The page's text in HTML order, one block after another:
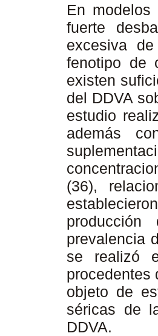
En
fuerte
excesiva
fenotipo de
existen
del DDVA
estudio
además
(36),
producción
prevalencia
se realizó
procedentes
objeto de
séricas de
DDVA.